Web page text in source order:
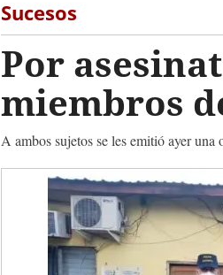
Sucesos
Por
miembros
A ambos sujetos se les emitió ayer